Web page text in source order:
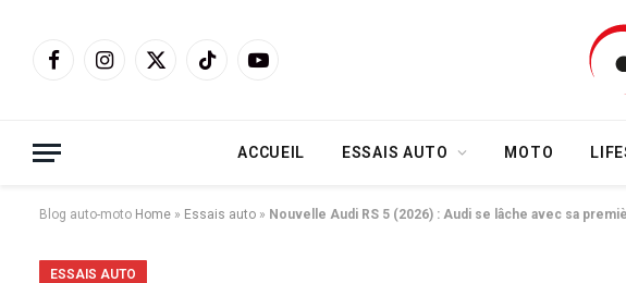
FacebookInstagram
X
TikTokYouTube
ACCUEIL ESSAIS AUTO MOTO
Blog auto-moto Home » Essais auto » Nouvelle Audi RS 5 (2026) : Audi se lâche avec sa
ESSAIS AUTO